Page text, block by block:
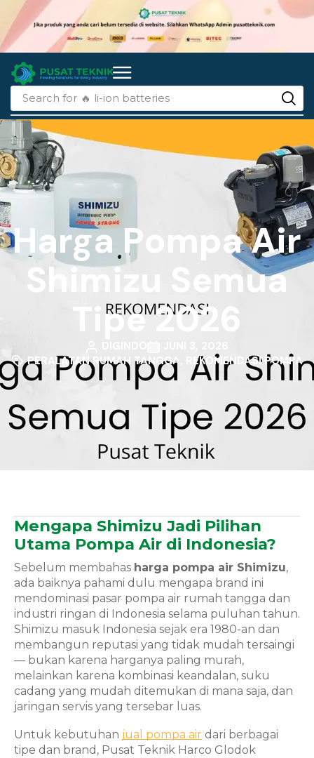
Search for 🔥 li-ion batteries
Harga Pompa Air
Shimizu Semua
Tipe 2026
PERALATAN RUMAH TANGGA
REKOMENDASI POMPA
Mengapa Shimizu Jadi Pilihan
Utama Pompa Air di Indonesia?
Sebelum membahas harga pompa air Shimizu,
ada baiknya pahami dulu mengapa brand ini
mendominasi pasar pompa air rumah tangga dan
industri ringan di Indonesia selama puluhan tahun.
Shimizu masuk Indonesia sejak era 1980-an dan
membangun reputasi yang tidak mudah tersaingi
— bukan karena harganya paling murah,
melainkan karena kombinasi keandalan, suku
cadang yang mudah ditemukan di mana saja, dan
jaringan servis yang tersebar luas.
Untuk kebutuhan jual pompa air dari berbagai
tipe dan brand, Pusat Teknik Harco Glodok